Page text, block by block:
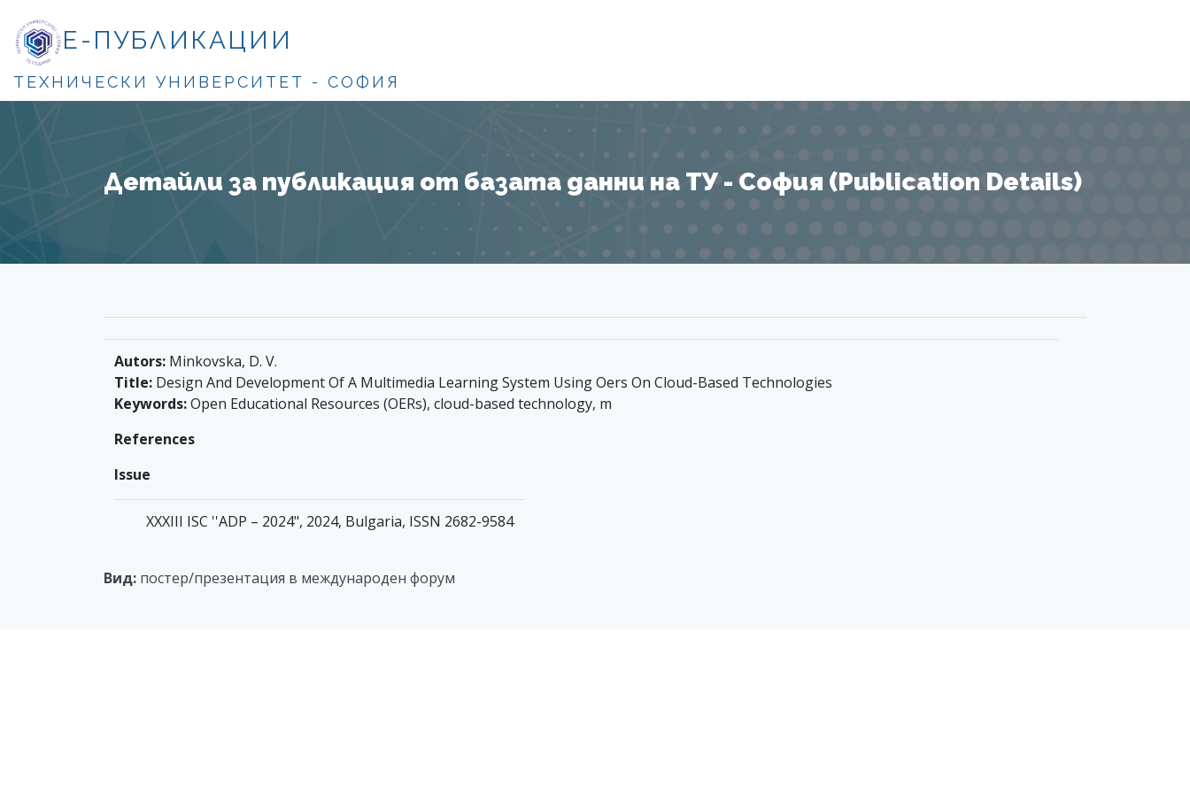
Е-ПУБЛИКАЦИИ
ТЕХНИЧЕСКИ УНИВЕРСИТЕТ - СОФИЯ
Детайли за публикация от базата данни на ТУ - София (Publication Details)
Autors: Minkovska, D. V.
Title: Design And Development Of A Multimedia Learning System Using Oers On Cloud-Based Technologies
Keywords:Open Educational Resources (OERs), cloud-based technology, m
References
Issue
XXXIII ISC ''ADP – 2024", 2024, Bulgaria, ISSN 2682-9584
Вид: постер/презентация в международен форум